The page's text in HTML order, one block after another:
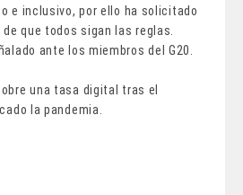
e inclusivo, por ello ha solicitado
que todos sigan las reglas.
ante los miembros del G20.
una tasa digital tras el
la pandemia.